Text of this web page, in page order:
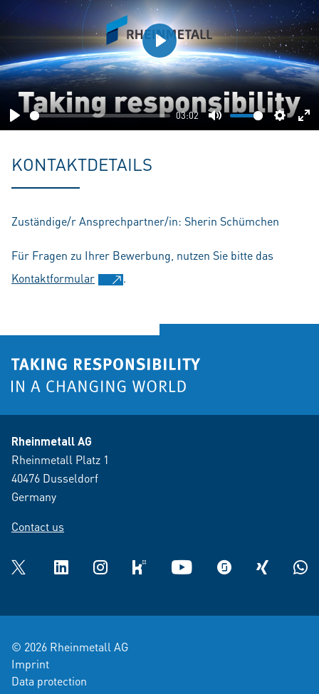
Play
03:02
Mute
Play
KONTAKTDETAILS
Zuständige/r Ansprechpartner/in: Sherin Schümchen
Für Fragen zu Ihrer Bewerbung, nutzen Sie bitte das
Kontaktformular
.
Rheinmetall AG
Rheinmetall Platz 1
40476 Dusseldorf
Germany
Contact us
Twitter LinkedInInstagramkununu YouTube glassdoorXING
© 2026 Rheinmetall AG
Imprint
Data protection